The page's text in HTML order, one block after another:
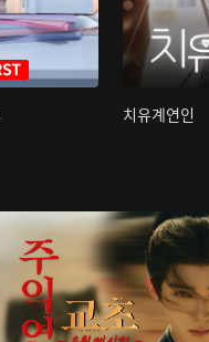
치유계연인